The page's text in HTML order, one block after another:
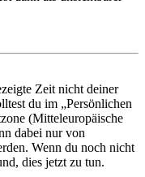
Zeit nicht deiner
du im „Persönlichen
(Mitteleuropäische
dabei nur von
Wenn du noch nicht
dies jetzt zu tun.